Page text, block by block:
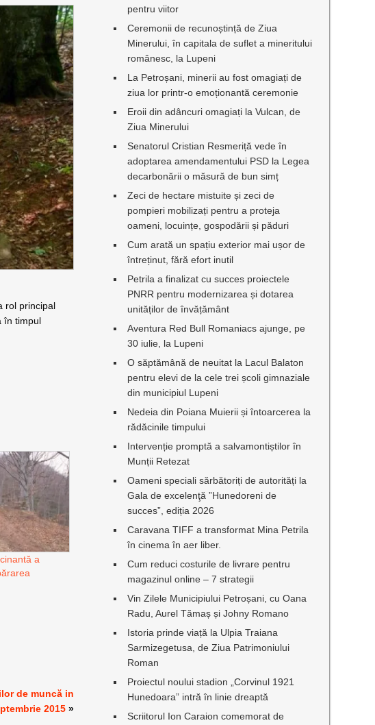
rol principal
în timpul
a
de muncă in
2015 »
pentru viitor
Ceremonii de recunoștință de Ziua
Minerului, în capitala de suflet a mineritului
românesc, la Lupeni
La Petroșani, minerii au fost omagiați de
ziua lor printr-o emoționantă ceremonie
Eroii din adâncuri omagiați la Vulcan, de
Ziua Minerului
Senatorul Cristian Resmeriță vede în
adoptarea amendamentului PSD la Legea
decarbonării o măsură de bun simț
Zeci de hectare mistuite și zeci de
pompieri mobilizați pentru a proteja
oameni, locuințe, gospodării și păduri
Cum arată un spațiu exterior mai ușor de
întreținut, fără efort inutil
Petrila a finalizat cu succes proiectele
PNRR pentru modernizarea și dotarea
unităților de învățământ
Aventura Red Bull Romaniacs ajunge, pe
30 iulie, la Lupeni
O săptămână de neuitat la Lacul Balaton
pentru elevi de la cele trei școli gimnaziale
din municipiul Lupeni
Nedeia din Poiana Muierii și întoarcerea la
rădăcinile timpului
Intervenție promptă a salvamontiștilor în
Munții Retezat
Oameni speciali sărbătoriți de autorități la
Gala de excelenţă ”Hunedoreni de
succes”, ediția 2026
Caravana TIFF a transformat Mina Petrila
în cinema în aer liber.
Cum reduci costurile de livrare pentru
magazinul online – 7 strategii
Vin Zilele Municipiului Petroșani, cu Oana
Radu, Aurel Tămaș și Johny Romano
Istoria prinde viață la Ulpia Traiana
Sarmizegetusa, de Ziua Patrimoniului
Roman
Proiectul noului stadion „Corvinul 1921
Hunedoara” intră în linie dreaptă
Scriitorul Ion Caraion comemorat de